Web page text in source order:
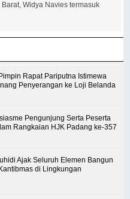
Widya Navies termasuk
Rapat Pariputna Istimewa
Penyerangan ke Loji Belanda
Pengunjung Serta Peserta
Rangkaian HJK Padang ke-357
Ajak Seluruh Elemen Bangun
di Lingkungan